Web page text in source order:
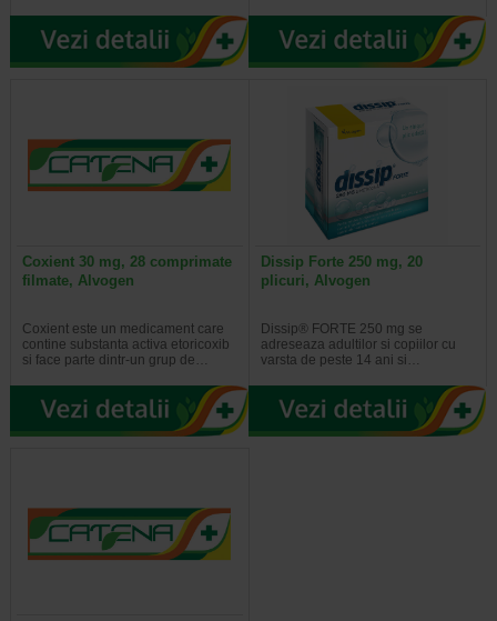
Coxient 30 mg, 28 comprimate
filmate, Alvogen
Coxient este un medicament care
contine substanta activa etoricoxib
si face parte dintr-un grup de…
Dissip Forte 250 mg, 20
plicuri, Alvogen
Dissip® FORTE 250 mg se
adreseaza adultilor si copiilor cu
varsta de peste 14 ani si…